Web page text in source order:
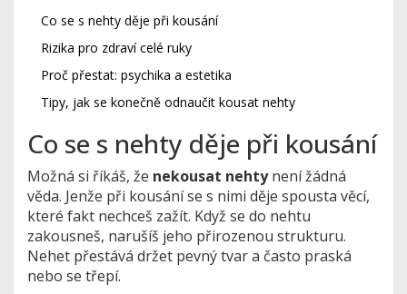
Co se s nehty děje při kousání
Rizika pro zdraví celé ruky
Proč přestat: psychika a estetika
Tipy, jak se konečně odnaučit kousat nehty
Co se s nehty děje při kousání
Možná si říkáš, že nekousat nehtynení žádná
věda. Jenže při kousání se s nimi děje spousta věcí,
které fakt nechceš zažít. Když se do nehtu
zakousneš, narušíš jeho přirozenou strukturu.
Nehet přestává držet pevný tvar a často praská
nebo se třepí.